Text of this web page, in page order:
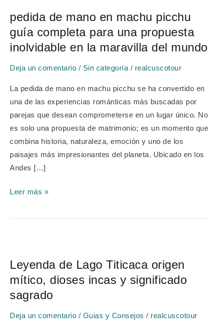
pedida de mano en machu picchu
guía completa para una propuesta
inolvidable en la maravilla del mundo
Deja un comentario / Sin categoría / realcuscotour
La pedida de mano en machu picchu se ha convertido en
una de las experiencias románticas más buscadas por
parejas que desean comprometerse en un lugar único. No
es solo una propuesta de matrimonio; es un momento que
combina historia, naturaleza, emoción y uno de los
paisajes más impresionantes del planeta. Ubicado en los
Andes […]
mano
en
machu
guía
del
Leer más »
Leyenda de Lago Titicaca origen
mítico, dioses incas y significado
sagrado
Deja un comentario / Guias y Consejos / realcuscotour
Lago
Titicaca
origen
dioses